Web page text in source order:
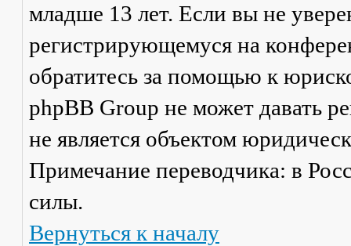
младше 13 лет. Если вы не
регистрирующемуся на
обратитесь за помощью к
phpBB Group не может давать
не является объектом
Примечание переводчика: в
силы.
Вернуться к началу